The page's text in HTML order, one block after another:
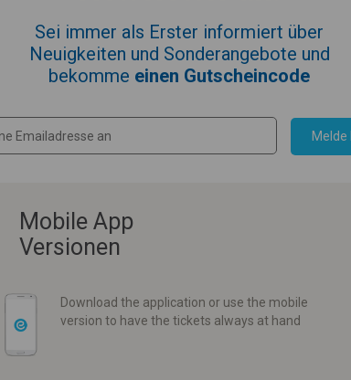
Sei immer als Erster informiert über
Neuigkeiten und Sonderangebote und
bekomme einen Gutscheincode
Melde
Mobile App
Versionen
Download the application or use the mobile
version to have the tickets always at hand